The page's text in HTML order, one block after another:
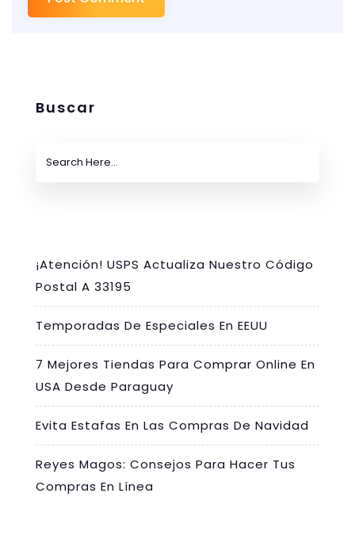
Buscar
¡Atención! USPS Actualiza Nuestro Código
Postal A 33195
Temporadas De Especiales En EEUU
7 Mejores Tiendas Para Comprar Online En
USA Desde Paraguay
Evita Estafas En Las Compras De Navidad
Reyes Magos: Consejos Para Hacer Tus
Compras En Línea